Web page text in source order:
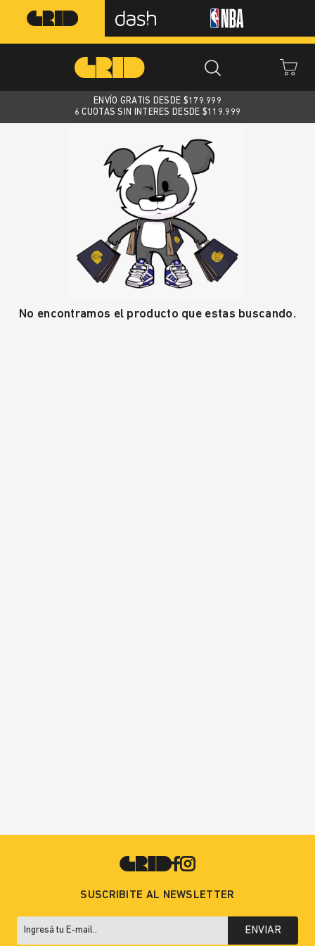
ENVÍO GRATIS DESDE $179.999
6 CUOTAS SIN INTERES DESDE $119.999
No encontramos el producto que estas buscando.
SUSCRIBITE AL NEWSLETTER
ENVIAR